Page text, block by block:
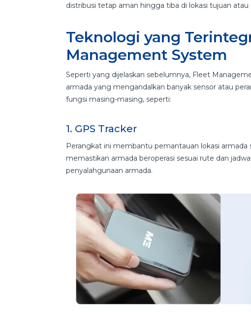
distribusi tetap aman hingga tiba di lokasi tujuan atau
Teknologi yang
Management System
Seperti yang dijelaskan sebelumnya, Fleet
armada yang mengandalkan banyak sensor atau
fungsi masing-masing, seperti:
1. GPS Tracker
Perangkat ini membantu pemantauan lokasi
memastikan armada beroperasi sesuai rute dan
penyalahgunaan armada.